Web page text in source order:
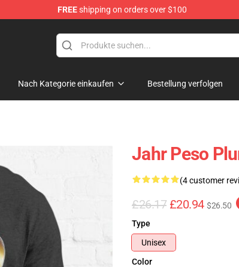
FREEshipping on orders over $100
Nach Kategorie einkaufen Bestellung verfolgen
Jahr Peso
(4 customer
£26.17 £20.94 $26.50
Type
Unisex
Color